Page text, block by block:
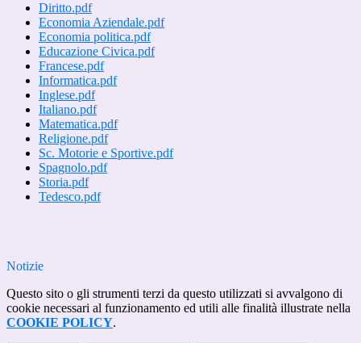
Diritto.pdf
Economia Aziendale.pdf
Economia politica.pdf
Educazione Civica.pdf
Francese.pdf
Informatica.pdf
Inglese.pdf
Italiano.pdf
Matematica.pdf
Religione.pdf
Sc. Motorie e Sportive.pdf
Spagnolo.pdf
Storia.pdf
Tedesco.pdf
Notizie
Questo sito o gli strumenti terzi da questo utilizzati si avvalgono di
cookie necessari al funzionamento ed utili alle finalità illustrate nella
COOKIE POLICY.